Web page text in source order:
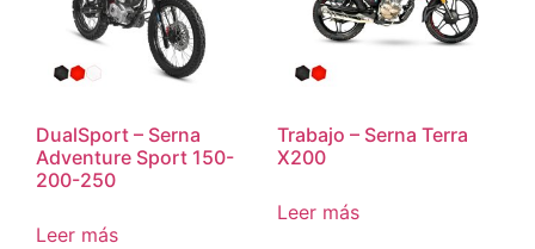
DualSport – Serna
Adventure Sport 150-
200-250
Leer más
Trabajo – Serna Terra
X200
Leer más